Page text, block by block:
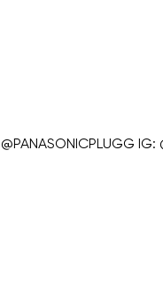
IG: